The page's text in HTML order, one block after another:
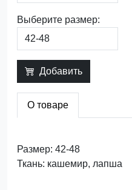
Выберите размер:
Добавить
О товаре
Размер: 42-48
Ткань: кашемир, лапша